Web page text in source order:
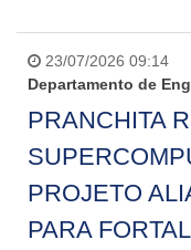
23/07/2026 09:14
Departamento de
PRANCHITA
PROJETO
PARA